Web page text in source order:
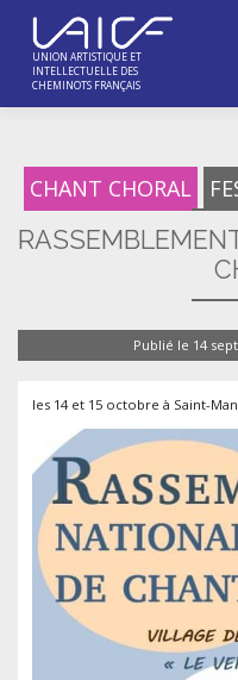
content
UNION ARTISTIQUE ET
INTELLECTUELLE DES
CHEMINOTS FRANÇAIS
CHANT CHORAL
Publié le 14
les 14 et 15 octobre à Saint-